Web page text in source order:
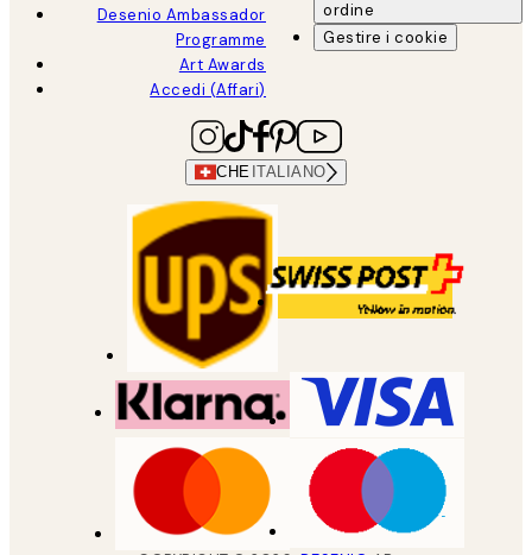
Desenio Ambassador
Programme
Art Awards
Accedi (Affari)
ordine
Gestire i cookie
CHE ITALIANO